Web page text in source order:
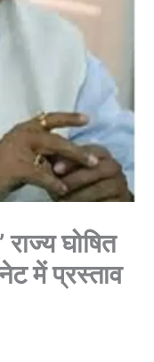
राज्य घोषित
में प्रस्ताव